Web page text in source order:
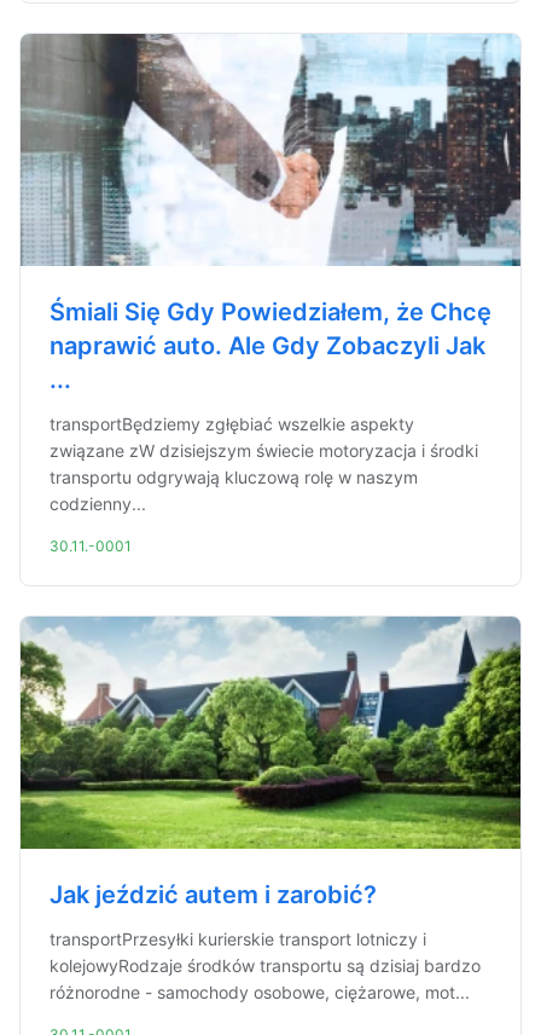
Śmiali Się Gdy Powiedziałem, że Chcę
naprawić auto. Ale Gdy Zobaczyli Jak
...
transportBędziemy zgłębiać wszelkie aspekty
związane zW dzisiejszym świecie motoryzacja i środki
transportu odgrywają kluczową rolę w naszym
codzienny...
30.11.-0001
Jak jeździć autem i zarobić?
transportPrzesyłki kurierskie transport lotniczy i
kolejowyRodzaje środków transportu są dzisiaj bardzo
różnorodne - samochody osobowe, ciężarowe, mot...